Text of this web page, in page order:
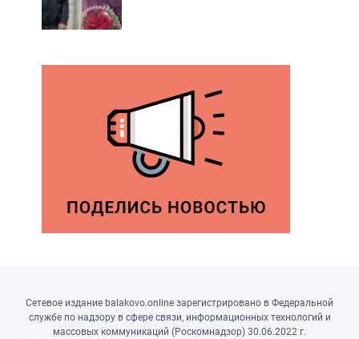
Сетевое издание balakovo.online зарегистрировано в Федеральной
службе по надзору в сфере связи, информационных технологий и
массовых коммуникаций (Роскомнадзор) 30.06.2022 г.